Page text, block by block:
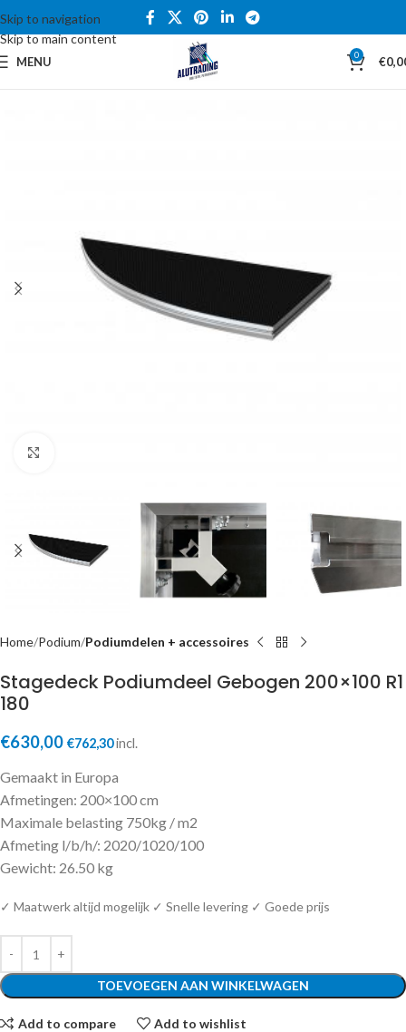
Skip to navigation
Skip to main content
MENU 0 €
Home Podium Podiumdelen + accessoires
Stagedeck Podiumdeel Gebogen 200×100 R1
180
€630,00 €762,30incl.
Gemaakt in Europa
Afmetingen: 200×100 cm
Maximale belasting 750kg / m2
Afmeting l/b/h/: 2020/1020/100
Gewicht: 26.50 kg
✓ Maatwerk altijd mogelijk ✓ Snelle levering ✓ Goede prijs
TOEVOEGEN AAN WINKELWAGEN
Add to compare Add to wishlist